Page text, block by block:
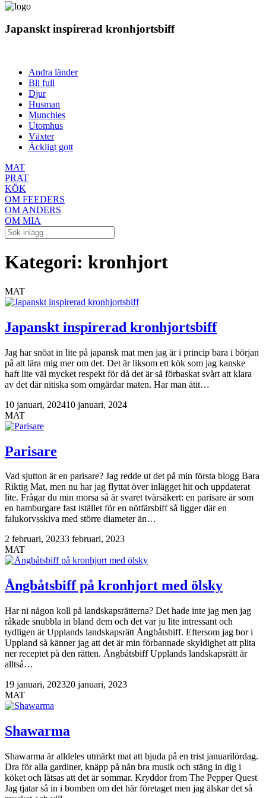
Japanskt inspirerad kronhjortsbiff
Andra länder
Bli full
Djur
Husman
Munchies
Utomhus
Växter
Äckligt gott
MAT
PRAT
KÖK
OM FEEDERS
OM ANDERS
OM MIA
Kategori: kronhjort
MAT
Japanskt inspirerad kronhjortsbiff
Jag har snöat in lite på japansk mat men jag är i princip bara i början
på att lära mig mer om det. Det är liksom ett kök som jag kanske
haft lite väl mycket respekt för då det är så förbaskat svårt att klara
av det där nitiska som omgärdar maten. Har man ätit…
10 januari, 202410 januari, 2024
MAT
Parisare
Vad sjutton är en parisare? Jag redde ut det på min första blogg Bara
Riktig Mat, men nu har jag flyttat över inlägget hit och uppdaterat
lite. Frågar du min morsa så är svaret tvärsäkert: en parisare är som
en hamburgare fast istället för en nötfärsbiff så ligger där en
falukorvsskiva med större diameter än…
2 februari, 20233 februari, 2023
MAT
Ångbåtsbiff på kronhjort med ölsky
Har ni någon koll på landskapsrätterna? Det hade inte jag men jag
råkade snubbla in bland dem och det var ju lite intressant och
tydligen är Upplands landskapsrätt Ångbåtsbiff. Eftersom jag bor i
Uppland så känner jag att det är min förbannade skyldighet att plita
ner receptet på den rätten. Ångbåtsbiff Upplands landskapsrätt är
alltså…
19 januari, 202320 januari, 2023
MAT
Shawarma
Shawarma är alldeles utmärkt mat att bjuda på en trist januarilördag.
Dra för alla gardiner, knäpp på nån bra musik och stäng in dig i
köket och låtsas att det är sommar. Kryddor from The Pepper Quest
Jag tjatar så in i bomben om det här företaget men jag älskar det så